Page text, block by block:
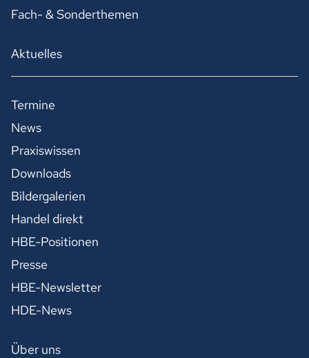
Fach- & Sonderthemen
Aktuelles
Termine
News
Praxiswissen
Downloads
Bildergalerien
Handel direkt
HBE-Positionen
Presse
HBE-Newsletter
HDE-News
Über uns